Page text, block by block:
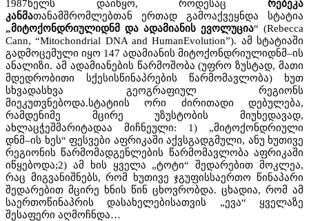
1987წელს დაიწყო, როდესაც რებეკა
კანმათანამშრომლებთან ერთად გამოაქვეყნდა სტატია
„მიტოქონდრიულიდნმ და ადამიანის ევოლუცია“ (Rebecca
Cann, “Mitochondrial DNA and HumanEvolution”). ამ სტატიაში
გადმოცემული იყო 147 ადამიანის მიტოქონდრიულიდნმ–ის
ანალიზი. ამ ადამიანების წარმოშობა (უფრო ზუსტად, მათი
მდედრობითი სქესისწინაპრების წარმომავლობა) ხუთ
სხვადასხვა გეოგრაფიულ რეგიონს
მიეკუთვნებოდა.სტატიის ორი ძირითადი დებულება,
რამდენიმე მცირე უზუსტობის მიუხედავად,
ახლაცჭეშმარიტადაა მიჩნეული: 1) „მიტოქონდრიული
დნმ–ის ხეს“ ფესვები აფრიკაში აქვსგადგმული, ანუ ხუთივე
რეგიონის წარმომადგენლების წარმომავლობა აფრიკაში
იწყებოდა;2) ამ ხის ყველა „ტოტი“ შედარებით მოკლეა,
რაც მიგვანიშნებს, რომ ხუთივე ჯგუფისსაერთო წინაპარი
შედარებით მცირე ხნის წინ ცხოვრობდა. ცხადია, რომ ამ
საერთოწინაპრის დასახელებისათვის „ევა“ ყველაზე
შესაფერი აღმოჩნდა…